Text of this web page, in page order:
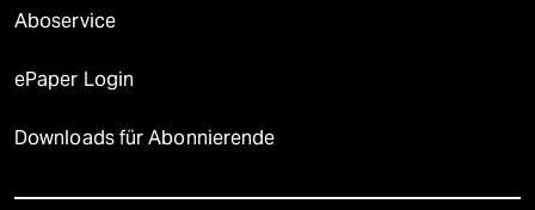
Aboservice
ePaper Login
Downloads für Abonnierende